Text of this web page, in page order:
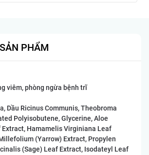
PHẨM
viêm, phòng ngừa bệnh trĩ
Dầu Ricinus Communis, Theobroma
Polyisobutene, Glycerine, Aloe
Extract, Hamamelis Virginiana Leaf
(Yarrow) Extract, Propylen
(Sage) Leaf Extract, Isodateyl Leaf